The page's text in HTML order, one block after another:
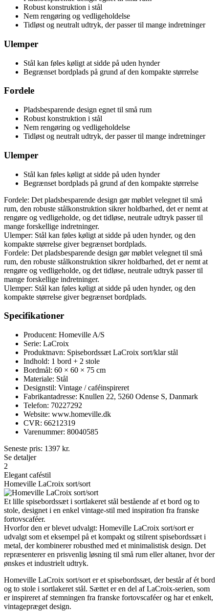
Robust konstruktion i stål
Nem rengøring og vedligeholdelse
Tidløst og neutralt udtryk, der passer til mange indretninger
Ulemper
Stål kan føles køligt at sidde på uden hynder
Begrænset bordplads på grund af den kompakte størrelse
Fordele
Pladsbesparende design egnet til små rum
Robust konstruktion i stål
Nem rengøring og vedligeholdelse
Tidløst og neutralt udtryk, der passer til mange indretninger
Ulemper
Stål kan føles køligt at sidde på uden hynder
Begrænset bordplads på grund af den kompakte størrelse
Fordele: Det pladsbesparende design gør møblet velegnet til små
rum, den robuste stålkonstruktion sikrer holdbarhed, det er nemt at
rengøre og vedligeholde, og det tidløse, neutrale udtryk passer til
mange forskellige indretninger.
Ulemper: Stål kan føles køligt at sidde på uden hynder, og den
kompakte størrelse giver begrænset bordplads.
Fordele: Det pladsbesparende design gør møblet velegnet til små
rum, den robuste stålkonstruktion sikrer holdbarhed, det er nemt at
rengøre og vedligeholde, og det tidløse, neutrale udtryk passer til
mange forskellige indretninger.
Ulemper: Stål kan føles køligt at sidde på uden hynder, og den
kompakte størrelse giver begrænset bordplads.
Specifikationer
Producent: Homeville A/S
Serie: LaCroix
Produktnavn: Spisebordssæt LaCroix sort/klar stål
Indhold: 1 bord + 2 stole
Bordmål: 60 × 60 × 75 cm
Materiale: Stål
Designstil: Vintage / caféinspireret
Fabrikantadresse: Knullen 22, 5260 Odense S, Danmark
Telefon: 70227292
Website: www.homeville.dk
CVR: 66212319
Varenummer: 80040585
Seneste pris: 1397 kr.
Se detaljer
2
Elegant caféstil
Homeville LaCroix sort/sort
Et lille spisebordssæt i sortlakeret stål bestående af et bord og to
stole, designet i en enkel vintage-stil med inspiration fra franske
fortovscaféer.
Hvorfor den er blevet udvalgt: Homeville LaCroix sort/sort er
udvalgt som et eksempel på et kompakt og stilrent spisebordssæt i
metal, der kombinerer robusthed med et minimalistisk design. Det
repræsenterer en prisvenlig løsning til små rum eller altaner, hvor der
ønskes et industrielt udtryk.
Homeville LaCroix sort/sort er et spisebordssæt, der består af ét bord
og to stole i sortlakeret stål. Sættet er en del af LaCroix-serien, som
er inspireret af stemningen fra franske fortovscaféer og har et enkelt,
vintagepræget design.